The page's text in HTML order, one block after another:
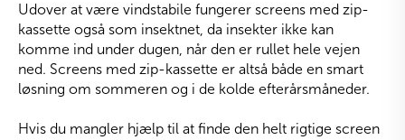
Udover at være vindstabile fungerer screens med zip-
kassette også som insektnet, da insekter ikke kan
komme ind under dugen, når den er rullet hele vejen
ned. Screens med zip-kassette er altså både en smart
løsning om sommeren og i de kolde efterårsmåneder.
Hvis du mangler hjælp til at finde den helt rigtige screen